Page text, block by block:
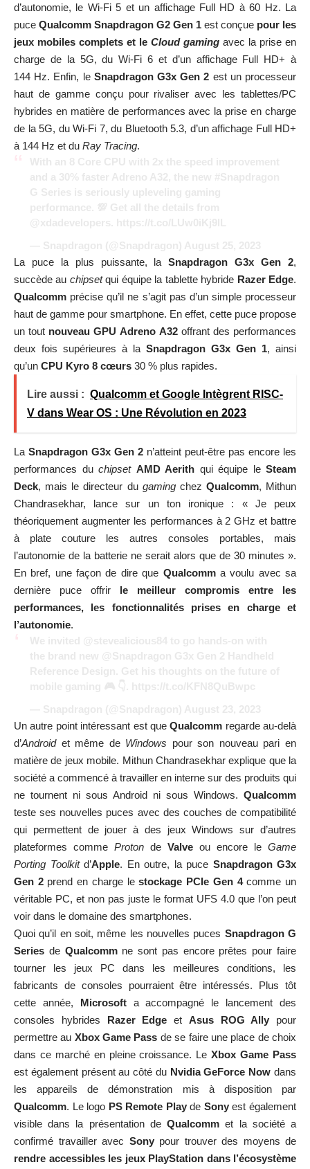
d’autonomie, le Wi-Fi 5 et un affichage Full HD à 60 Hz. La
puce Qualcomm Snapdragon G2 Gen 1 est conçue pour les
jeux mobiles complets et le Cloud gaming avec la prise en
charge de la 5G, du Wi-Fi 6 et d’un affichage Full HD+ à
144 Hz. Enfin, le Snapdragon G3x Gen 2 est un processeur
haut de gamme conçu pour rivaliser avec les tablettes/PC
hybrides en matière de performances avec la prise en charge
de la 5G, du Wi-Fi 7, du Bluetooth 5.3, d’un affichage Full HD+
à 144 Hz et du Ray Tracing.
La puce la plus puissante, laSnapdragon G3x Gen 2,
succède au chipsetqui équipe la tablette hybride Razer Edge.
Qualcomm précise qu’il ne s’agit pas d’un simple processeur
haut de gamme pour smartphone. En effet, cette puce propose
un tout nouveau GPU Adreno A32 offrant des performances
deux fois supérieures à la Snapdragon G3x Gen 1, ainsi
qu’un CPU Kyro 8 cœurs 30 % plus rapides.
Lire aussi : Qualcomm et Google Intègrent RISC-
V dans Wear OS : Une Révolution en 2023
La Snapdragon G3x Gen 2 n’atteint peut-être pas encore les
performances du chipset AMD Aerith qui équipe le Steam
Deck, mais le directeur du gamingchez Qualcomm, Mithun
Chandrasekhar, lance sur un ton ironique : « Je peux
théoriquement augmenter les performances à 2 GHz et battre
à plate couture les autres consoles portables, mais
l’autonomie de la batterie ne serait alors que de 30 minutes ».
En bref, une façon de dire que Qualcomma voulu avec sa
dernière puce offrir le meilleur compromis entre les
performances, les fonctionnalités prises en charge et
l’autonomie.
Un autre point intéressant est queQualcomm regarde au-delà
d’Android et même de Windows pour son nouveau pari en
matière de jeux mobile. Mithun Chandrasekhar explique que la
société a commencé à travailler en interne sur des produits qui
ne tournent ni sous Android ni sous Windows. Qualcomm
teste ses nouvelles puces avec des couches de compatibilité
qui permettent de jouer à des jeux Windows sur d’autres
plateformes comme Proton de Valve ou encore le Game
Porting Toolkitd’Apple. En outre, la puce Snapdragon G3x
Gen 2 prend en charge lestockage PCIe Gen 4comme un
véritable PC, et non pas juste le format UFS 4.0 que l’on peut
voir dans le domaine des smartphones.
Quoi qu’il en soit, même les nouvelles puces Snapdragon G
Series de Qualcommne sont pas encore prêtes pour faire
tourner les jeux PC dans les meilleures conditions, les
fabricants de consoles pourraient être intéressés. Plus tôt
cette année, Microsofta accompagné le lancement des
consoles hybrides Razer Edge et Asus ROG Ally pour
permettre au Xbox Game Pass de se faire une place de choix
dans ce marché en pleine croissance. LeXbox Game Pass
est également présent au côté du Nvidia GeForce Now dans
les appareils de démonstration mis à disposition par
Qualcomm. Le logo PS Remote Playde Sonyest également
visible dans la présentation deQualcomm et la société a
confirmé travailler avec Sonypour trouver des moyens de
rendre accessibles les jeux PlayStation dans l’écosystème